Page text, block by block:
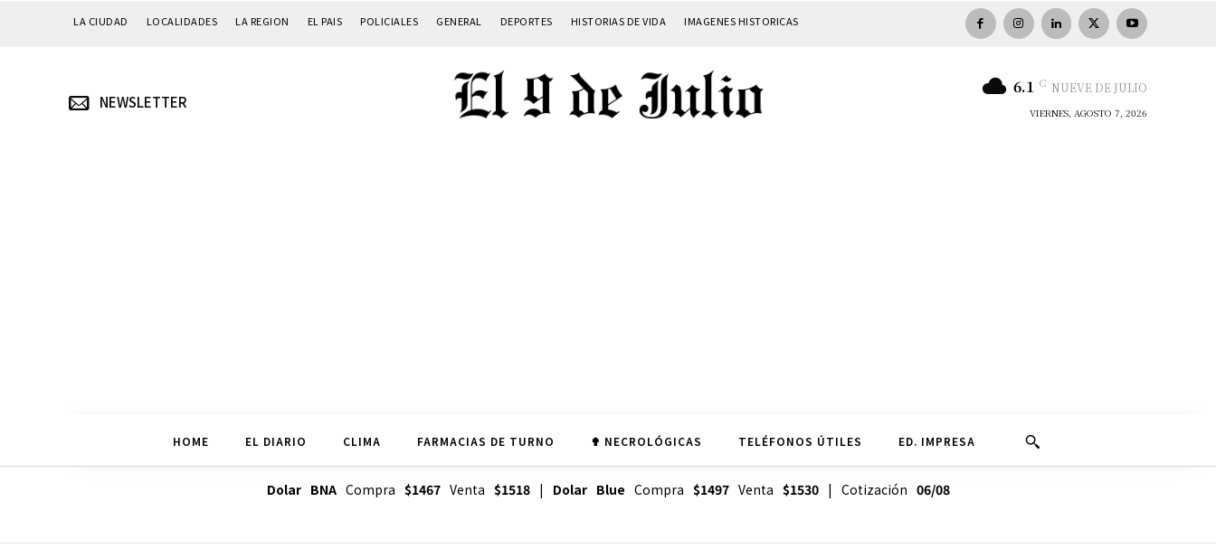
LA CIUDAD LOCALIDADES LA REGION EL PAIS POLICIALES GENERAL DEPORTES HISTORIAS DE VIDA IMAGENES HISTORICAS
NEWSLETTER
6.1 C NUEVE DE JULIO
VIERNES, AGOSTO 7, 2026
HOME EL DIARIO CLIMA FARMACIAS DE TURNO ✟ NECROLÓGICAS TELÉFONOS ÚTILES ED. IMPRESA
Dolar BNACompra $1467Venta $1518| Dolar Blue Compra $1497Venta $1530| Cotización 06/08